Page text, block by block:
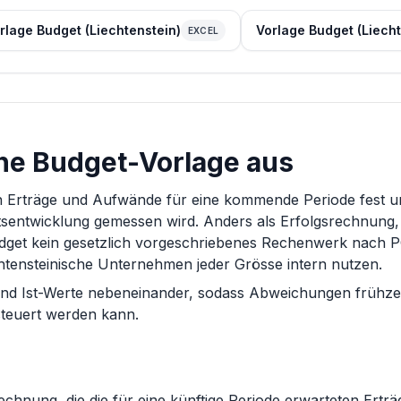
Budget (Liechtenstein) EXCEL Vorlage Budget
Budget-Vorlage aus
Erträge und Aufwände für eine kommende Periode fest
gemessen wird. Anders als
kein gesetzlich vorgeschriebenes Rechenwerk nach
Unternehmen jeder Grösse intern nutzen.
Ist-Werte nebeneinander, sodass Abweichungen
werden kann.